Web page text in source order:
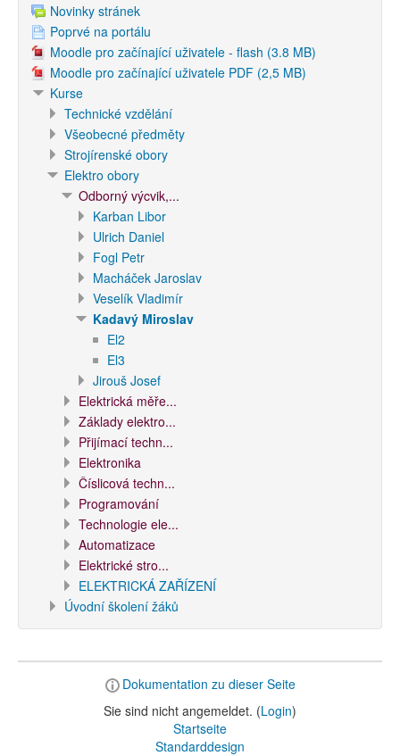
Novinky stránek
Poprvé na portálu
Moodle pro začínající uživatele - flash (3.8 MB)
Moodle pro začínající uživatele PDF (2,5 MB)
Kurse
Technické vzdělání
Všeobecné předměty
Strojírenské obory
Elektro obory
Odborný výcvik,...
Karban Libor
Ulrich Daniel
Fogl Petr
Macháček Jaroslav
Veselík Vladimír
Kadavý Miroslav
El2
El3
Jirouš Josef
Elektrická měře...
Základy elektro...
Přijímací techn...
Elektronika
Číslicová techn...
Programování
Technologie ele...
Automatizace
Elektrické stro...
ELEKTRICKÁ ZAŘÍZENÍ
Úvodní školení žáků
Dokumentation zu dieser Seite
Sie sind nicht angemeldet. (Login)
Startseite
Standarddesign